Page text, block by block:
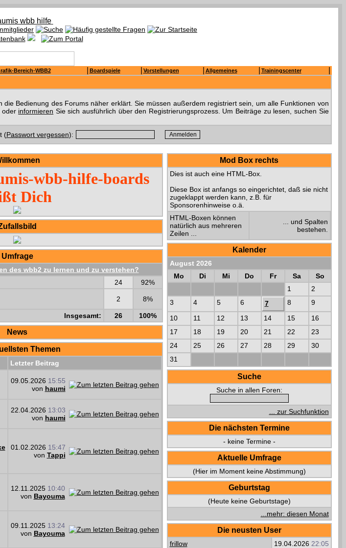
Bereich-WBB2 Boardspiele Vorstellungen Allgemeines Trainingscenter
Bedienung des Forums näher erklärt. Sie müssen außerdem registriert sein, um alle Funktionen von
oder informieren Sie sich ausführlich über den Registrierungsprozess. Um Beiträge zu lesen, suchen Sie
(Passwort vergessen):
wbb-hilfe-boards
Dich
Umfrage
des wbb2 zu lernen und zu verstehen?
24
92%
2 8%
Insgesamt: 26 100%
News
Themen
Letzter Beitrag
09.05.2026 15:55
von haumi
22.04.2026 13:03
von haumi
01.02.2026 15:47
von Tappi
12.11.2025 10:40
von Bayouma
09.11.2025 13:24
von Bayouma
Mod Box rechts
Dies ist auch eine HTML-Box.
Diese Box ist anfangs so eingerichtet, daß sie nicht
zugeklappt werden kann, z.B. für
Sponsorenhinweise o.ä.
HTML-Boxen können
natürlich aus mehreren
Zeilen ...
... und Spalten
bestehen.
Kalender
August 2026
Mo
Di Mi Do Fr Sa
So
1
2
3
4 5 6 7 8
9
10
11 12 13 14 15
16
17
18 19 20 21 22
23
24
25 26 27 28 29
30
31
Suche
Suche in allen Foren:
... zur Suchfunktion
Die nächsten Termine
- keine Termine -
Aktuelle Umfrage
(Hier im Moment keine Abstimmung)
Geburtstag
(Heute keine Geburtstage)
...mehr: diesen Monat
Die neusten User
frillow 19.04.2026 22:05